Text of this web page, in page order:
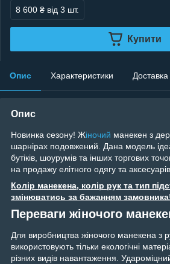
8 600 ₴ від 3 шт.
Купити
Опис Характеристики Доставка
Опис
Новинка сезону! Жіночий манекен з
шарнірах подовжений. Дана модель
бутіків, шоурумів та інших торгових
на продажу елітного одягу та аксесуарів.
Колір манекена, колір рук та тип
змінюватись за бажанням
Переваги жіночого
Для виробництва жіночого манекена з
використовують тільки екологічні
різних видів навантаження.